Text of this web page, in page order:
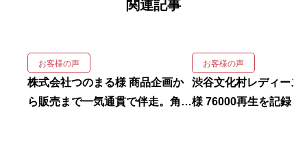
関連記事
お客様の声
株式会社つのまる様 商品企画か
ら販売まで一気通貫で伴走。角川
お客様の声
渋谷文化村レディース
様 76000再生を記録！